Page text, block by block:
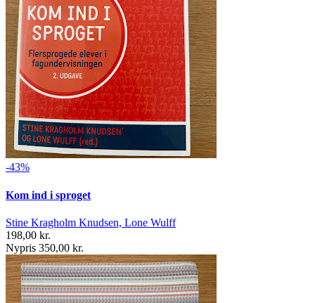
-43%
Kom ind i sproget
Stine Kragholm Knudsen, Lone Wulff
198,00 kr.
Nypris 350,00 kr.